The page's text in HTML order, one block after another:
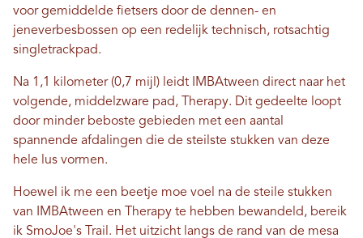
voor gemiddelde fietsers door de dennen- en
jeneverbesbossen op een redelijk technisch, rotsachtig
singletrackpad.
Na 1,1 kilometer (0,7 mijl) leidt IMBAtween direct naar het
volgende, middelzware pad, Therapy. Dit gedeelte loopt
door minder beboste gebieden met een aantal
spannende afdalingen die de steilste stukken van deze
hele lus vormen.
Hoewel ik me een beetje moe voel na de steile stukken
van IMBAtween en Therapy te hebben bewandeld, bereik
ik SmoJoe's Trail. Het uitzicht langs de rand van de mesa